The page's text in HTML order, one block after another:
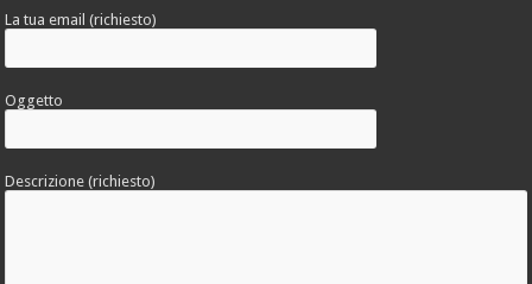
La tua email (richiesto)
Oggetto
Descrizione (richiesto)